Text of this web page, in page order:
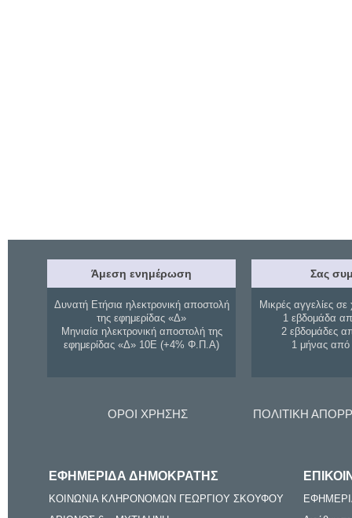
Άμεση ενημέρωση
Δυνατή Ετήσια ηλεκτρονική αποστολή
της εφημερίδας «Δ»
Μηνιαία ηλεκτρονική αποστολή της
εφημερίδας «Δ» 10Ε (+4% Φ.Π.Α)
Σας
Μικρές αγγελίες σε
1 εβδομάδα
2 εβδομάδες
1 μήνας
ΟΡΟΙ ΧΡΗΣΗΣ ΠΟΛΙΤΙΚΗ
ΕΦΗΜΕΡΙΔΑ ΔΗΜΟΚΡΑΤΗΣ
ΚΟΙΝΩΝΙΑ ΚΛΗΡΟΝΟΜΩΝ ΓΕΩΡΓΙΟΥ ΣΚΟΥΦΟΥ